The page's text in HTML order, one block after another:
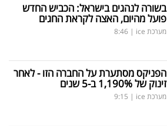
בשורה לנהגים בישראל: הכביש החדש
פועל מהיום, האצה לקראת החגים
מערכת ice |
8:46
הפניקס מסתערת על החברה הזו - לאחר
זינוק של 1,190% ב-5 שנים
מערכת ice |
9:15